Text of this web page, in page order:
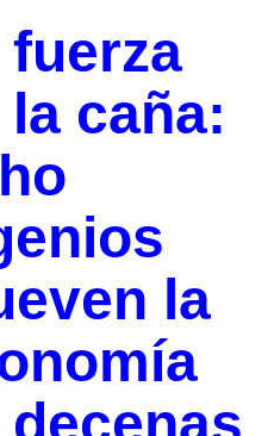
fuerza
la caña:
la
decenas